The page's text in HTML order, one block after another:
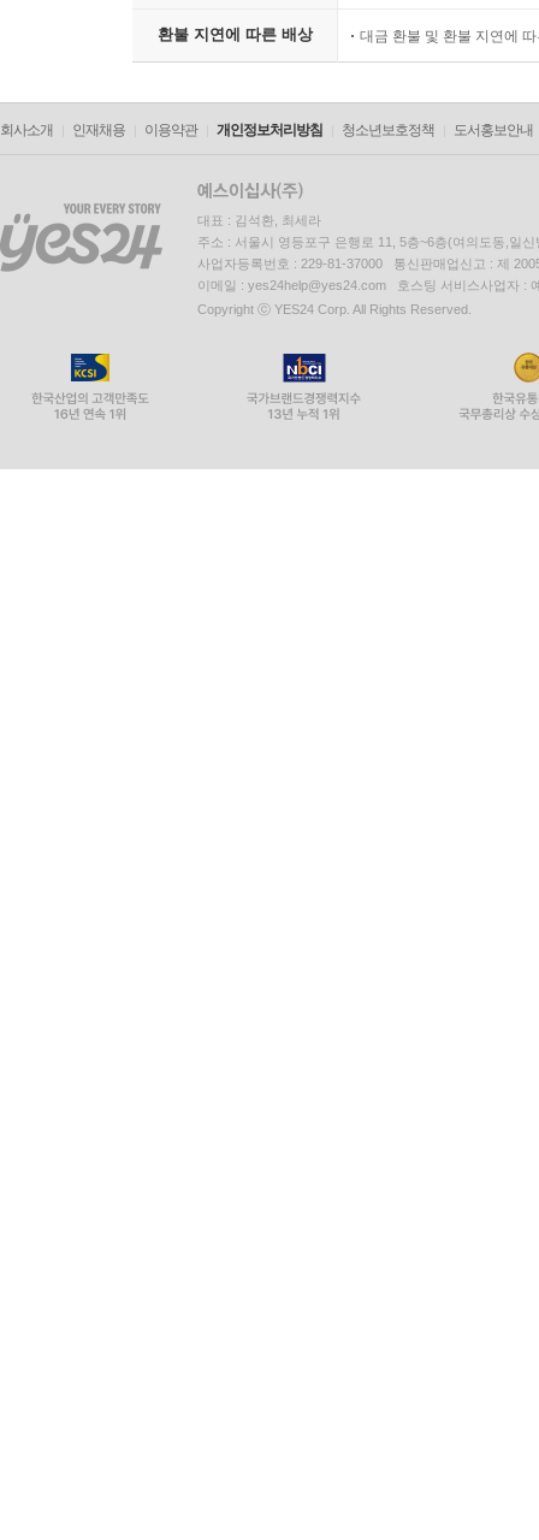
환불 지연에 따른 배상 대금 환불 및 환불 지연에
회사소개 인재채용 이용약관 개인정보처리방침 청소년보호정책 도서홍보안내
대표 : 김석환, 최세라
주소 : 서울시 영등포구 은행로 11, 5층~6층(여의도동,일신
사업자등록번호 : 229-81-37000 통신판매업신고 : 제
이메일 : yes24help@yes24.com 호스팅 서비스사업자 :
Copyright ⓒ YES24 Corp. All Rights Reserved.